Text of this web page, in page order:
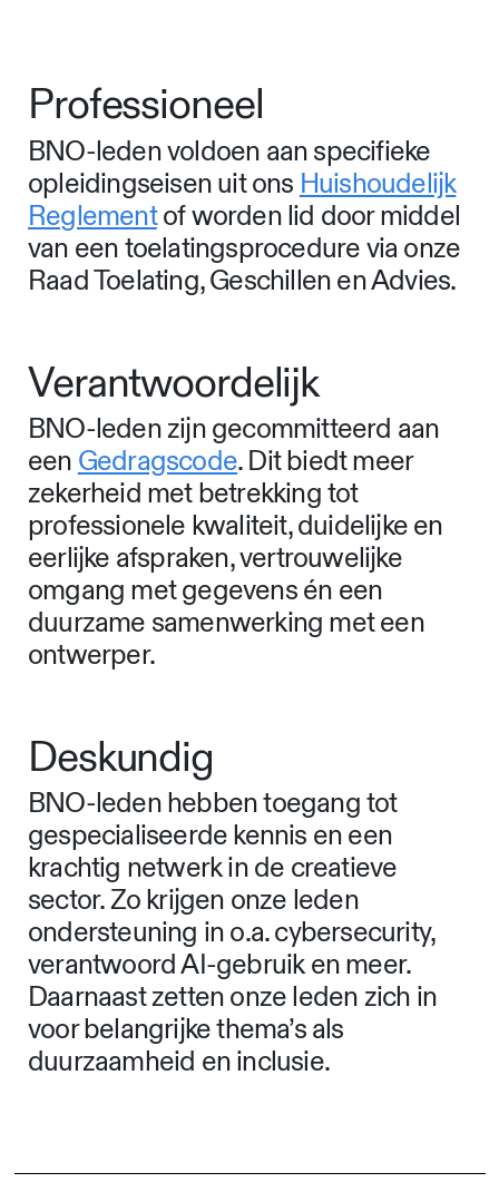
Professioneel
BNO-leden voldoen aan specifieke
opleidingseisen uit ons Huishoudelijk
Reglementof worden lid door middel
van een toelatingsprocedure via onze
Raad Toelating, Geschillen en Advies.
Verantwoordelijk
BNO-leden zijn gecommitteerd aan
een Gedragscode. Dit biedt meer
zekerheid met betrekking tot
professionele kwaliteit, duidelijke en
eerlijke afspraken, vertrouwelijke
omgang met gegevens én een
duurzame samenwerking met een
ontwerper.
Deskundig
BNO-leden hebben toegang tot
gespecialiseerde kennis en een
krachtig netwerk in de creatieve
sector. Zo krijgen onze leden
ondersteuning in o.a. cybersecurity,
verantwoord AI-gebruik en meer.
Daarnaast zetten onze leden zich in
voor belangrijke thema’s als
duurzaamheid en inclusie.